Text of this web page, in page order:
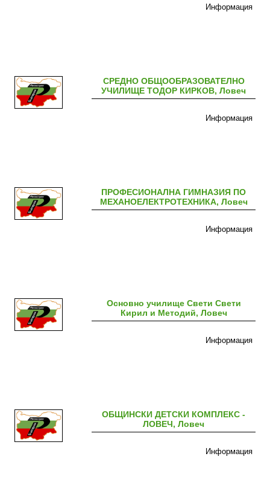
Информация
СРЕДНО ОБЩООБРАЗОВАТЕЛНО
УЧИЛИЩЕ ТОДОР КИРКОВ, Ловеч
Информация
ПРОФЕСИОНАЛНА ГИМНАЗИЯ ПО
МЕХАНОЕЛЕКТРОТЕХНИКА, Ловеч
Информация
Основно училище Свети Свети
Кирил и Методий, Ловеч
Информация
ОБЩИНСКИ ДЕТСКИ КОМПЛЕКС -
ЛОВЕЧ, Ловеч
Информация